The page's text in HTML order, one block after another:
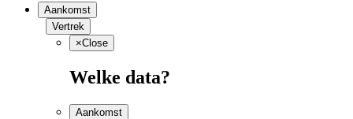
Aankomst
Vertrek
×Close
Welke data?
Aankomst